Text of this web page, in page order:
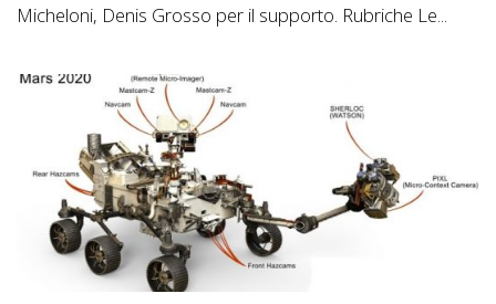
Micheloni, Denis Grosso per il supporto. Rubriche Le...